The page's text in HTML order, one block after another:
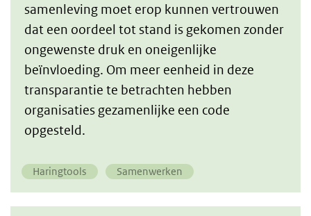
samenleving moet erop kunnen vertrouwen
dat een oordeel tot stand is gekomen zonder
ongewenste druk en oneigenlijke
beïnvloeding.​ Om meer eenheid in deze
transparantie te betrachten hebben
organisaties gezamenlijke een code
opgesteld.
Haringtools Samenwerken